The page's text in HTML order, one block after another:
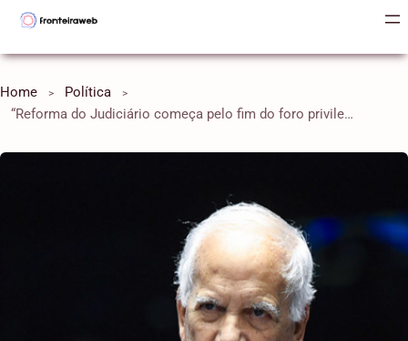
Home
Política
“Reforma do Judiciário começa pelo fim do foro privilegiado”, diz Oriovisto